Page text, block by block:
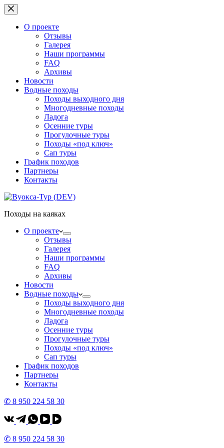
Перейти
к
сути
О проекте
Отзывы
Галерея
Наши программы
FAQ
Архивы
Новости
Водные походы
Походы выходного дня
Многодневные походы
Ладога
Осенние туры
Прогулочные туры
Походы «под ключ»
Сап туры
График походов
Партнеры
Контакты
Походы на каяках
О проекте
Отзывы
Галерея
Наши программы
FAQ
Архивы
Новости
Водные походы
Походы выходного дня
Многодневные походы
Ладога
Осенние туры
Прогулочные туры
Походы «под ключ»
Сап туры
График походов
Партнеры
Контакты
✆ 8 950 224 58 30
✆ 8 950 224 58 30